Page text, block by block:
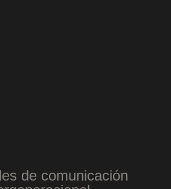
de comunicación